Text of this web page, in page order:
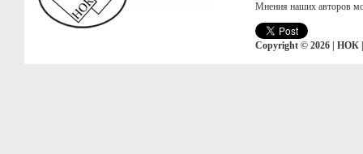
Мнения наших авторов
Copyright © 2026 | НОК